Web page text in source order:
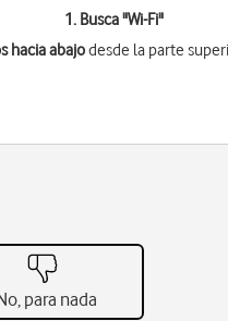
1. Busca "Wi-Fi"
hacia abajodesde la parte
para nada